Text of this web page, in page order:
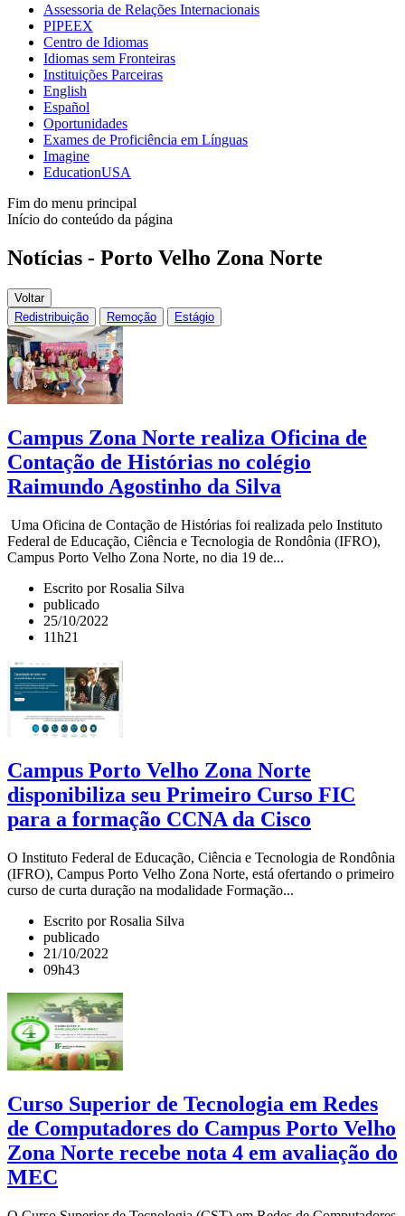
Assessoria de Relações Internacionais
PIPEEX
Centro de Idiomas
Idiomas sem Fronteiras
Instituições Parceiras
English
Español
Oportunidades
Exames de Proficiência em Línguas
Imagine
EducationUSA
Fim do menu principal
Início do conteúdo da página
Notícias - Porto Velho Zona Norte
Voltar
Redistribuição
Remoção Estágio
Campus Zona Norte realiza Oficina de
Contação de Histórias no colégio
Raimundo Agostinho da Silva
Uma Oficina de Contação de Histórias foi realizada pelo Instituto
Federal de Educação, Ciência e Tecnologia de Rondônia (IFRO),
Campus Porto Velho Zona Norte, no dia 19 de...
Escrito por Rosalia Silva
publicado
25/10/2022
11h21
Campus Porto Velho Zona Norte
disponibiliza seu Primeiro Curso FIC
para a formação CCNA da Cisco
O Instituto Federal de Educação, Ciência e Tecnologia de Rondônia
(IFRO), Campus Porto Velho Zona Norte, está ofertando o primeiro
curso de curta duração na modalidade Formação...
Escrito por Rosalia Silva
publicado
21/10/2022
09h43
Curso Superior de Tecnologia em Redes
de Computadores do Campus Porto Velho
Zona Norte recebe nota 4 em avaliação do
MEC